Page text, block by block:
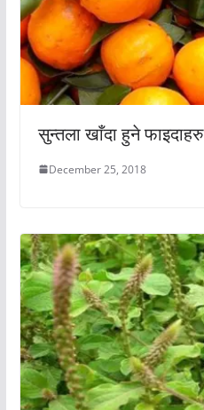
सुन्तला खाँदा हुने फाइदाहरु
December 25, 2018